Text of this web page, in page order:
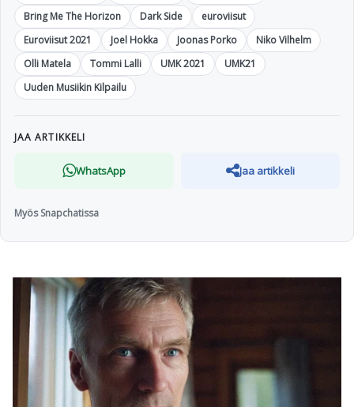
Bring Me The Horizon
Dark Side
euroviisut
Euroviisut 2021
Joel Hokka Joonas Porko
Niko Vilhelm
Olli Matela
Tommi Lalli UMK 2021
UMK21
Uuden Musiikin Kilpailu
JAA ARTIKKELI
WhatsApp Jaa artikkeli
Myös Snapchatissa